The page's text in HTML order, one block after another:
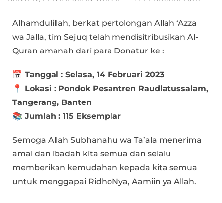
Alhamdulillah, berkat pertolongan Allah ‘Azza
wa Jalla, tim Sejuq telah mendisitribusikan Al-
Quran amanah dari para Donatur ke :
📅 Tanggal : Selasa, 14 Februari 2023
📍 Lokasi : Pondok Pesantren Raudlatussalam,
Tangerang, Banten
📚 Jumlah : 115 Eksemplar
Semoga Allah Subhanahu wa Ta’ala menerima
amal dan ibadah kita semua dan selalu
memberikan kemudahan kepada kita semua
untuk menggapai RidhoNya, Aamiin ya Allah.